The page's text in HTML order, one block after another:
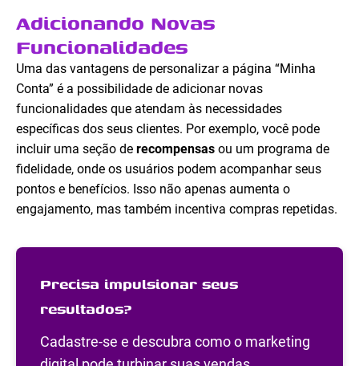
Adicionando Novas
Funcionalidades
Uma das vantagens de personalizar a página “Minha
Conta” é a possibilidade de adicionar novas
funcionalidades que atendam às necessidades
específicas dos seus clientes. Por exemplo, você pode
incluir uma seção de recompensas ou um programa de
fidelidade, onde os usuários podem acompanhar seus
pontos e benefícios. Isso não apenas aumenta o
engajamento, mas também incentiva compras repetidas.
Precisa impulsionar seus
resultados?
Cadastre-se e descubra como o marketing